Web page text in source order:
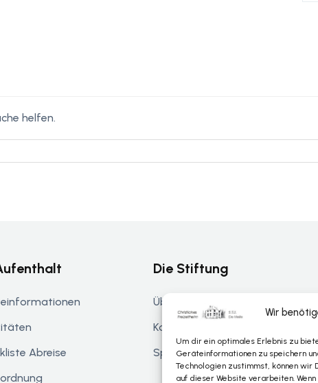
Wir
Um dir ein optimales Erlebnis zu
Geräteinformationen zu speichern
Technologien zustimmst, können
auf dieser Website verarbeiten.
helfen.
Abreise
Die Stiftung
Über De Helle
Kontakt
Spenden & Unterstützung